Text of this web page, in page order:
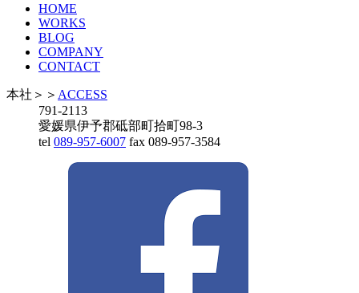
HOME
WORKS
BLOG
COMPANY
CONTACT
本社 ＞＞ ACCESS
791-2113
愛媛県伊予郡砥部町拾町98-3
tel 089-957-6007 fax 089-957-3584